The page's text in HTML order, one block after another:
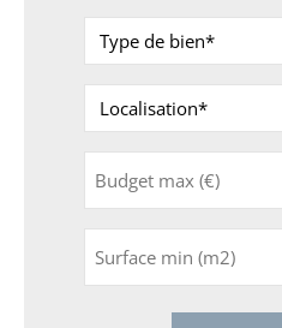
Localisation
max
(€)
min
(m2)